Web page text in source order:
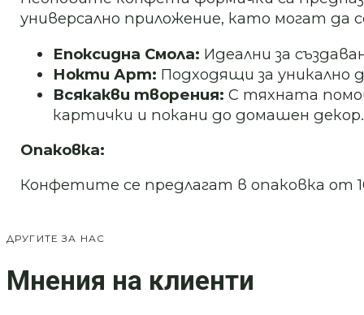
универсално приложение, като могат да
Епоксидна Смола: Идеални за
Нокти Арт: Подходящи за уникално
Всякакви творения: С тяхната
картички и покани до домашен декор.
Опаковка:
Конфетите се предлагат в опаковка от
ДРУГИТЕ ЗА НАС
Мнения на клиенти